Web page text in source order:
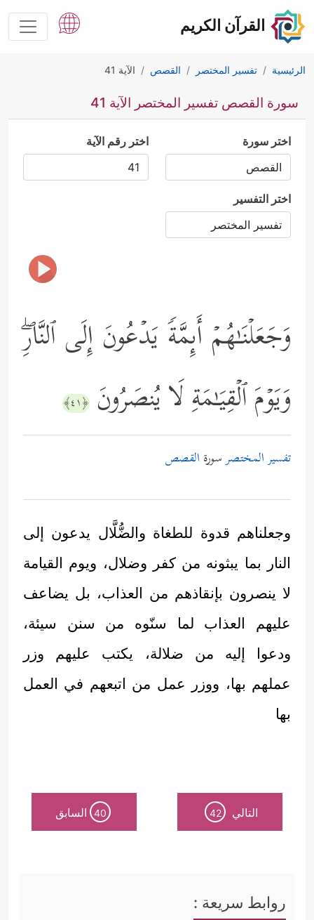
القرآن الكريم
الرئيسية تفسير المختصر القصص الآية 41
سورة القصص تفسير المختصر الآية 41
اختر سورة اختر رقم الآية
اختر التفسير
وَجَعَلۡنَـٰهُمۡ أَىِٕمَّةࣰ یَدۡعُونَ إِلَى ٱلنَّارِۖ
وَیَوۡمَ ٱلۡقِیَـٰمَةِ لَا یُنصَرُونَ ﴿٤١﴾
تفسير المختصرسورة القصص
وجعلناهم قدوة للطغاة والضُّلَّال يدعون إلى
النار بما يبثونه من كفر وضلال، ويوم القيامة
لا ينصرون بإنقاذهم من العذاب، بل يضاعف
عليهم العذاب لما سنّوه من سنن سيئة،
ودعوا إليه من ضلالة، يكتب عليهم وزر
عملهم بها، ووزر عمل من اتبعهم في العمل
بها
التالي 42
40 السابق
روابط سريعة :